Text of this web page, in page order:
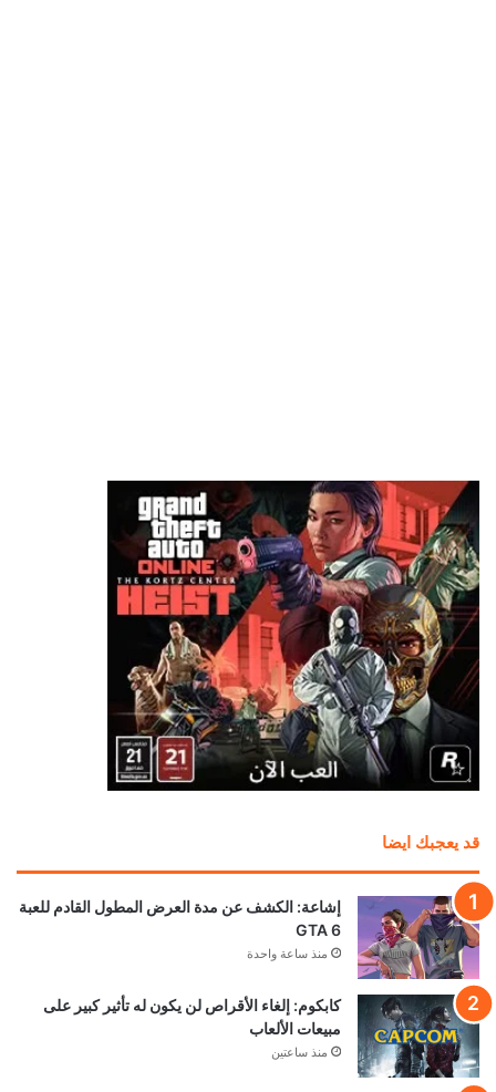
قد يعجبك ايضا
إشاعة: الكشف عن مدة العرض المطول القادم للعبة
GTA 6
منذ ساعة واحدة
كابكوم: إلغاء الأقراص لن يكون له تأثير كبير على
مبيعات الألعاب
منذ ساعتين